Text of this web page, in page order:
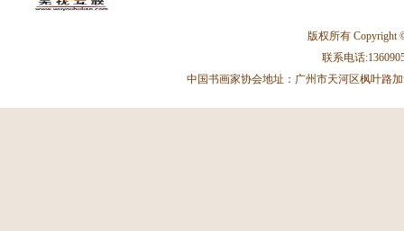
版权所有 Copyright
联系电话
中国书画家协会地址：广州市天河区枫叶路